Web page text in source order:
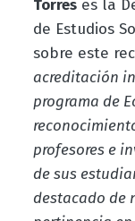
Torreses la
de Estudios
sobre este
acreditación
programa de
profesores e
de sus
destacado de